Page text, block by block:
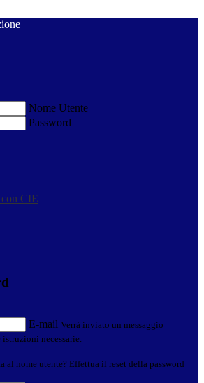
Nome Utente
Password
CIE
E-mail Verrà inviato un messaggio
necessarie.
al nome utente? Effettua il reset della password